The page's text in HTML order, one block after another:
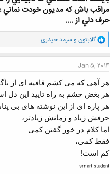
مراقب باش كه مديون خودت نماني
حرف دلي از ....
و
ا
ک
ش
ه
ا
:
گلابتون و سرمد حیدری
Jan 5, 2014
هر آهی که می کشم قافیه ای از
هر بغض چشم به راه تایید این دل
هر پاره ای از این نوشته های بی
حرفش زیاد و زمانش زیادتر،
اما کلام در خور گفتن کمی
فقط کمی،
کم است!
smart student